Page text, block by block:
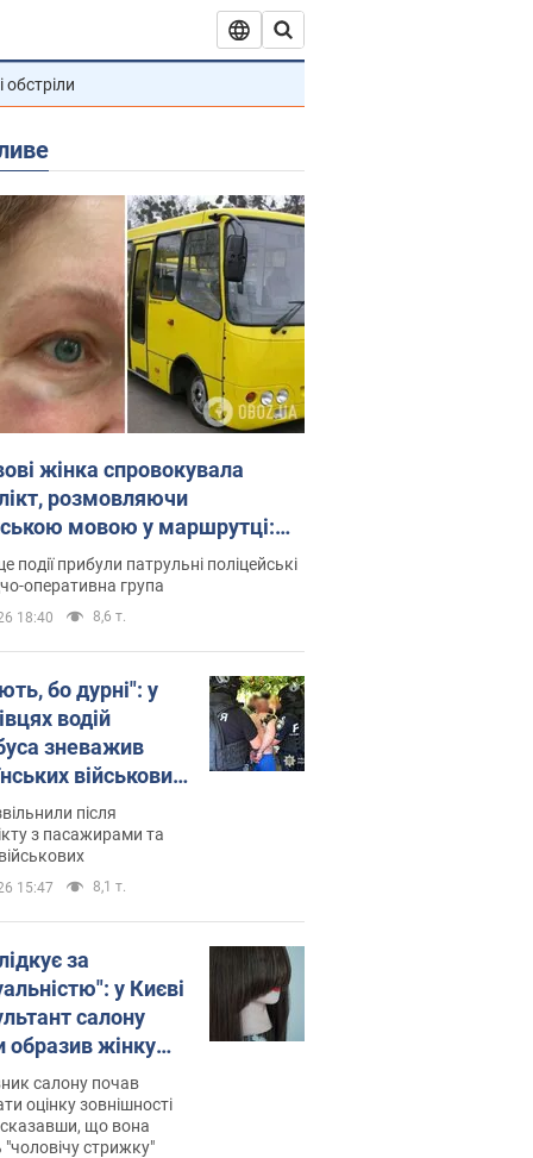
обстріли
жінка спровокувала
розмовляючи
мовою у маршрутці:
склала адмінпротокол.
події прибули патрульні поліцейські
оперативна група
18:40 8,6 т.
бо дурні": у
водій
зневажив
військових
Відео
після
з пасажирами та
15:47 8,1 т.
за
у Києві
салону
образив жінку
скандал.
салону почав
оцінку зовнішності
що вона
"чоловічу стрижку"